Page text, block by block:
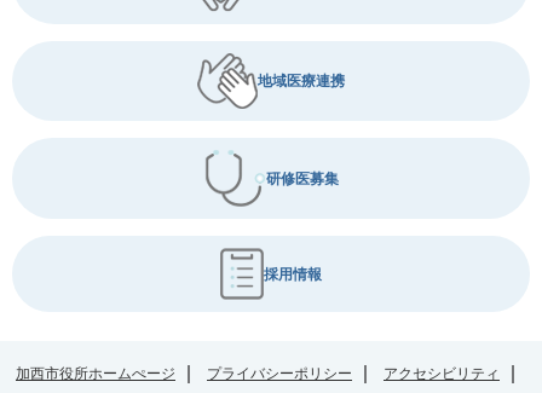
地域医療連携
研修医募集
採用情報
加西市役所ホームぺージ プライバシーポリシー アクセシビリティ